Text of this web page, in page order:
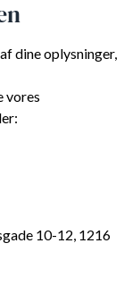
dine oplysninger,
vores
10-12, 1216